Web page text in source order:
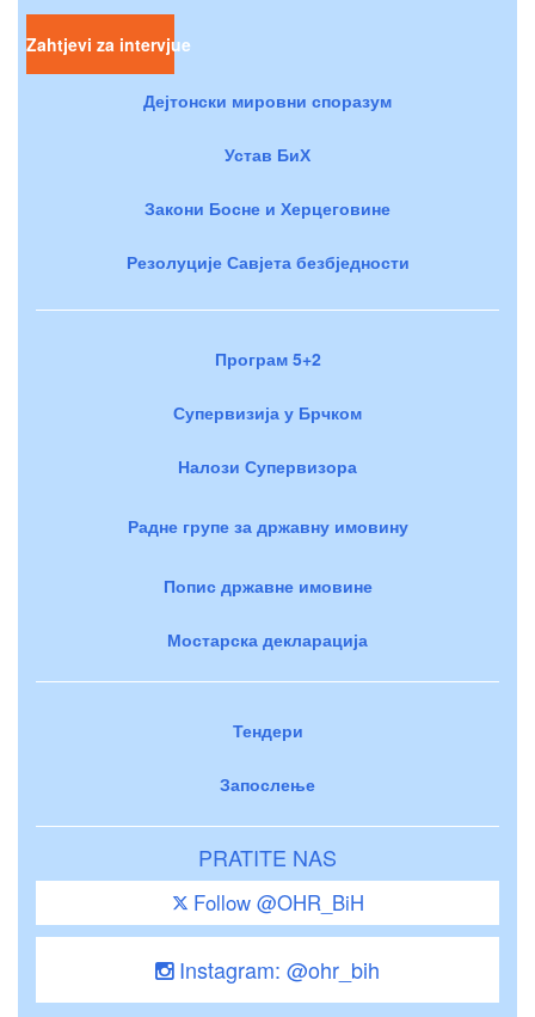
Zahtjevi za intervjue
Дејтонски мировни споразум
Устав БиХ
Закони Босне и Херцеговине
Резолуције Савјета безбједности
Програм 5+2
Супервизија у Брчком
Налози Супервизора
Радне групе за државну имовину
Попис државне имовине
Мостарска декларација
Тендери
Запослење
PRATITE NAS
Follow @OHR_BiH
Instagram: @ohr_bih